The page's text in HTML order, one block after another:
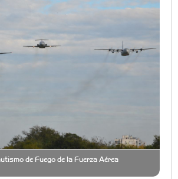
de Fuego de la Fuerza Aérea